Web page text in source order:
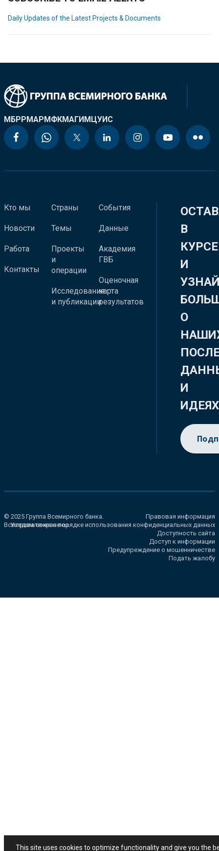
Daily Updates of the Latest Projects & Documents
МБРРМАРМФКМАГИМЦУИС
Кто мы
Новости
Работа
Контакты
Страны
Темы
Проекты
и
операции
Исследования
и публикации
События
Данные
Академия
ГВБ
Оценочная
карта
результатов
В
КУРСЕ
И
О
И
ИДЕЯХ
© 2025 Группа Всемирного банка.
Все права сохранены.
Правовая информация
Уведомление о порядке использования конфиденциальных данных
Доступность сайта
Доступ к информации
Предупреждение о мошенничестве
Подать жалобу
This site uses cookies to optimize functionality and give you the